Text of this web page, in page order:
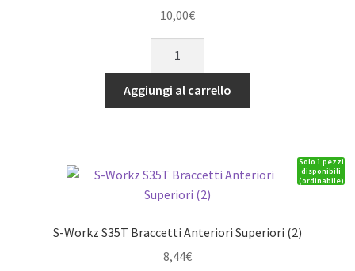
10,00€
S350
pistoni
dritti
1.2mm
quantità
Aggiungi al carrello
Solo 1 pezzi
disponibili
(ordinabile)
S-Workz S35T Braccetti Anteriori Superiori (2)
8,44€